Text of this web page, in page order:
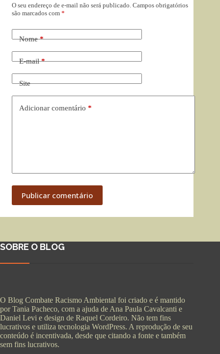
O seu endereço de e-mail não será publicado. Campos obrigatórios
são marcados com *
Nome*
E-mail*
Site
Adicionar comentário *
Publicar comentário
SOBRE O BLOG
O Blog Combate Racismo Ambiental foi criado e é mantido
por Tania Pacheco, com a ajuda de Ana Paula Cavalcanti e
Daniel Levi e design de Raquel Cordeiro. Não tem fins
lucrativos e utiliza tecnologia WordPress. A reprodução de seu
conteúdo é incentivada, desde que citando a fonte e também
sem fins lucrativos.